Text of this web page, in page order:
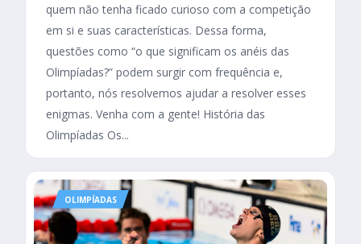
quem não tenha ficado curioso com a competição
em si e suas características. Dessa forma,
questões como “o que significam os anéis das
Olimpíadas?” podem surgir com frequência e,
portanto, nós resolvemos ajudar a resolver esses
enigmas. Venha com a gente! História das
Olimpíadas Os...
OLIMPÍADAS